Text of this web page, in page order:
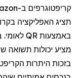
קריפטוגרפים ב-
תציג האפליקציה
באמצעות QR
מציע יכולות תשואה
בזכות היתרות